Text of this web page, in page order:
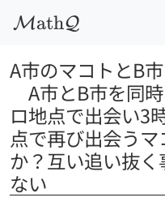
MathQ
A市のマコトとB
A市とB市を同
ロ地点で出会い3
点で再び出会う
か？互い追い抜
ない